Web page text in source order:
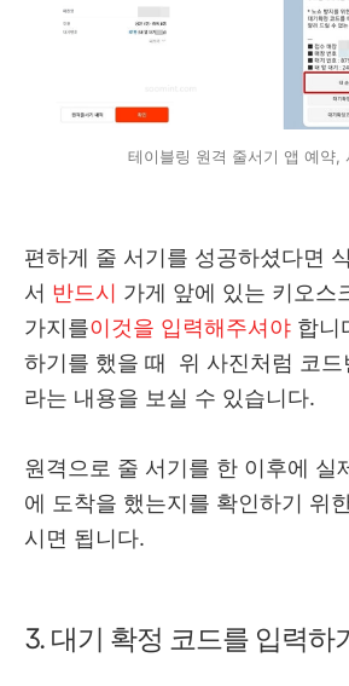
테이블링 원격 줄서기 앱 예약,
편하게 줄 서기를 성공하셨다면
서 반드시 가게 앞에 있는 키오스
가지를이것을 입력해주셔야 합니
하기를 했을 때 위 사진처럼 코드
라는 내용을 보실 수 있습니다.
원격으로 줄 서기를 한 이후에 실
에 도착을 했는지를 확인하기 위
시면 됩니다.
3. 대기 확정 코드를 입력하